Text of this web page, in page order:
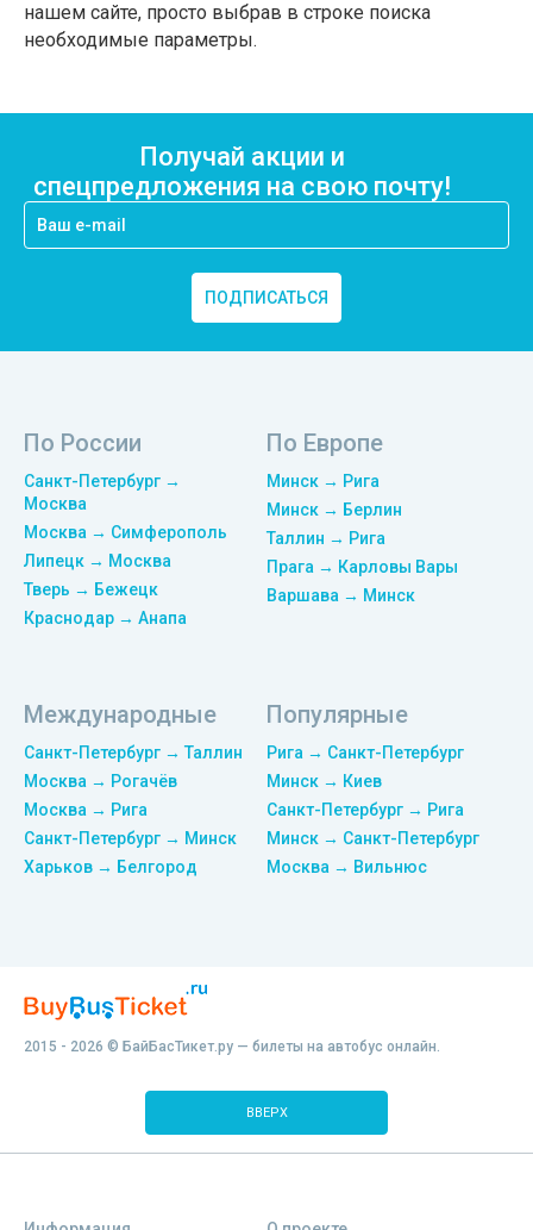
нашем сайте, просто выбрав в строке поиска
необходимые параметры.
Получай акции и
спецпредложения на свою почту!
ПОДПИСАТЬСЯ
По России
Санкт-Петербург →
Москва
Москва → Симферополь
Липецк → Москва
Тверь → Бежецк
Краснодар → Анапа
По Европе
Минск → Рига
Минск → Берлин
Таллин → Рига
Прага → Карловы Вары
Варшава → Минск
Международные
Санкт-Петербург → Таллин
Москва → Рогачёв
Москва → Рига
Санкт-Петербург → Минск
Харьков → Белгород
Популярные
Рига → Санкт-Петербург
Минск → Киев
Санкт-Петербург → Рига
Минск → Санкт-Петербург
Москва → Вильнюс
2015 - 2026 © БайБасТикет.ру — билеты на автобус онлайн.
ВВЕРХ